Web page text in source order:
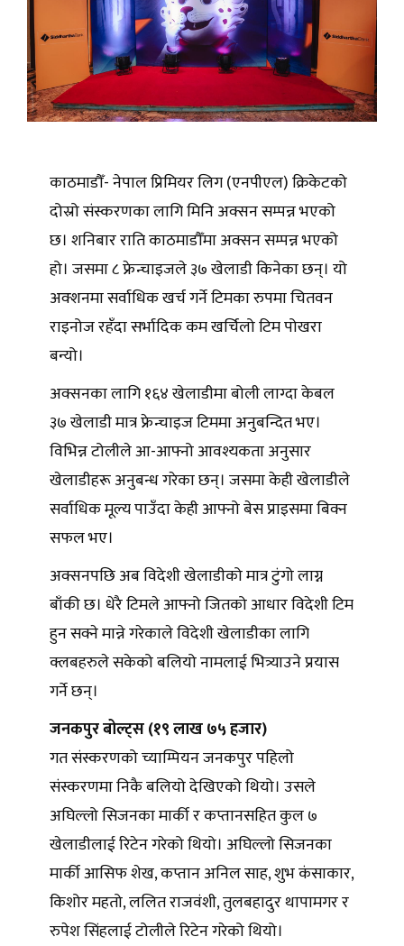
काठमाडौँ- नेपाल प्रिमियर लिग (एनपीएल) क्रिकेटको
दोस्रो संस्करणका लागि मिनि अक्सन सम्पन्न भएको
छ। शनिबार राति काठमाडौँमा अक्सन सम्पन्न भएको
हो। जसमा ८ फ्रेन्चाइजले ३७ खेलाडी किनेका छन्। यो
अक्शनमा सर्वाधिक खर्च गर्ने टिमका रुपमा चितवन
राइनोज रहँदा सर्भादिक कम खर्चिलो टिम पोखरा
बन्यो।
अक्सनका लागि १६४ खेलाडीमा बोली लाग्दा केबल
३७ खेलाडी मात्र फ्रेन्चाइज टिममा अनुबन्दित भए।
विभिन्न टोलीले आ-आफ्नो आवश्यकता अनुसार
खेलाडीहरू अनुबन्ध गरेका छन्। जसमा केही खेलाडीले
सर्वाधिक मूल्य पाउँदा केही आफ्नो बेस प्राइसमा बिक्न
सफल भए।
अक्सनपछि अब विदेशी खेलाडीको मात्र टुंगो लाग्न
बाँकी छ। धेरै टिमले आफ्नो जितको आधार विदेशी टिम
हुन सक्ने मान्ने गरेकाले विदेशी खेलाडीका लागि
क्लबहरुले सकेको बलियो नामलाई भित्र्याउने प्रयास
गर्ने छन्।
जनकपुर बोल्ट्स (१९ लाख ७५ हजार)
गत संस्करणको च्याम्पियन जनकपुर पहिलो
संस्करणमा निकै बलियो देखिएको थियो। उसले
अघिल्लो सिजनका मार्की र कप्तानसहित कुल ७
खेलाडीलाई रिटेन गरेको थियो। अघिल्लो सिजनका
मार्की आसिफ शेख, कप्तान अनिल साह, शुभ कंसाकार,
किशोर महतो, ललित राजवंशी, तुलबहादुर थापामगर र
रुपेश सिंहलाई टोलीले रिटेन गरेको थियो।